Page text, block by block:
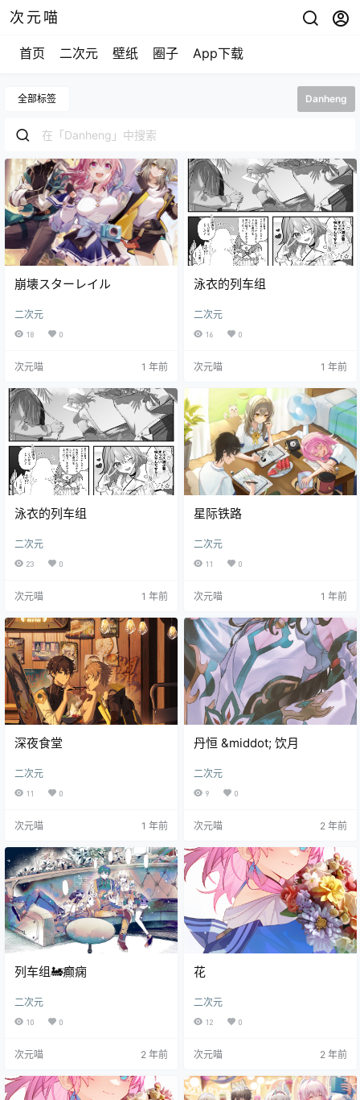
次元喵
首页 二次元 壁纸 圈子 App下载
全部标签 Danheng
崩壊スターレイル
二次元
18 0
次元喵 1 年前
泳衣的列车组
二次元
16 0
次元喵 1 年前
泳衣的列车组
二次元
23 0
次元喵 1 年前
星际铁路
二次元
11 0
次元喵 1 年前
深夜食堂
二次元
11 0
次元喵 1 年前
丹恒 &middot; 饮月
二次元
9 0
次元喵 2 年前
列车组🚂癫痫
二次元
10 0
次元喵 2 年前
花
二次元
12 0
次元喵 2 年前